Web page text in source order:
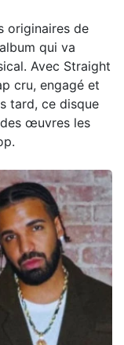
originaires de
qui va
Avec Straight
cru, engagé et
tard, ce disque
œuvres les